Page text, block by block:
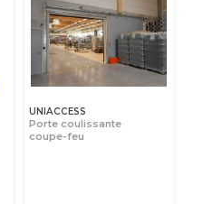
UNIACCESS
Porte coulissante
coupe-feu